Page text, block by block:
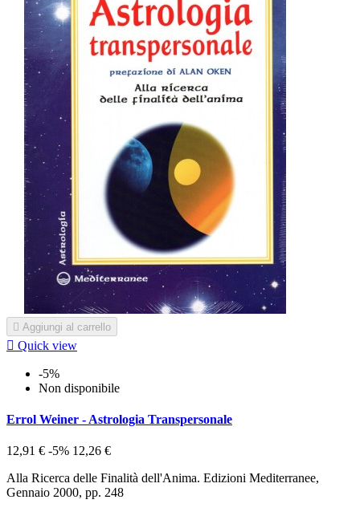
 Aggiungi al carrello
 Quick view
-5%
Non disponibile
Errol Weiner - Astrologia Transpersonale
12,91 € -5% 12,26 €
Alla Ricerca delle Finalità dell'Anima. Edizioni Mediterranee,
Gennaio 2000, pp. 248